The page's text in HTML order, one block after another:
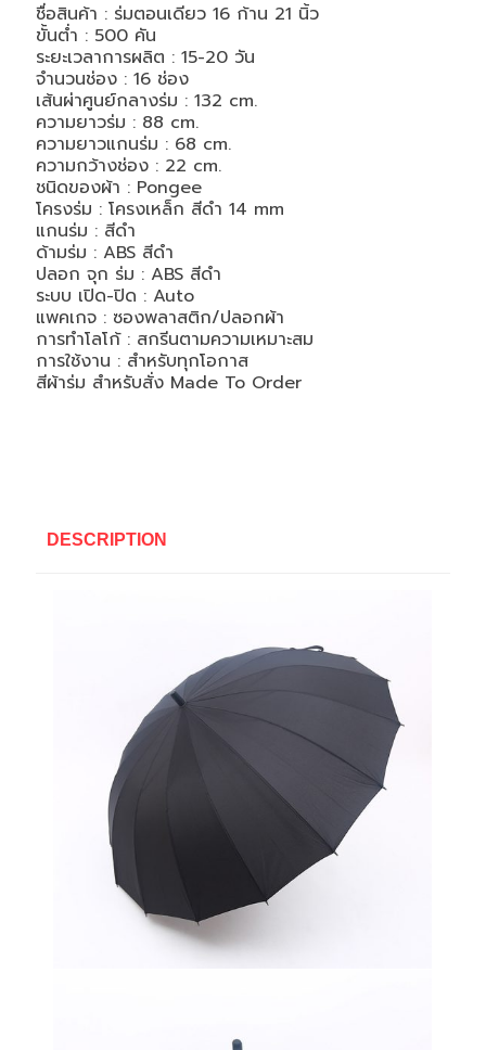
ชื่อสินค้า : ร่มตอนเดียว 16 ก้าน 21 นิ้ว
ขั้นต่ำ : 500 คัน
ระยะเวลาการผลิต : 15-20 วัน
จำนวนช่อง : 16 ช่อง
เส้นผ่าศูนย์กลางร่ม : 132 cm.
ความยาวร่ม : 88 cm.
ความยาวแกนร่ม : 68 cm.
ความกว้างช่อง : 22 cm.
ชนิดของผ้า : Pongee
โครงร่ม : โครงเหล็ก สีดำ 14 mm
แกนร่ม : สีดำ
ด้ามร่ม : ABS สีดำ
ปลอก จุก ร่ม : ABS สีดำ
ระบบ เปิด-ปิด : Auto
แพคเกจ : ซองพลาสติก/ปลอกผ้า
การทำโลโก้ : สกรีนตามความเหมาะสม
การใช้งาน : สำหรับทุกโอกาส
สีผ้าร่ม สำหรับสั่ง Made To Order
DESCRIPTION